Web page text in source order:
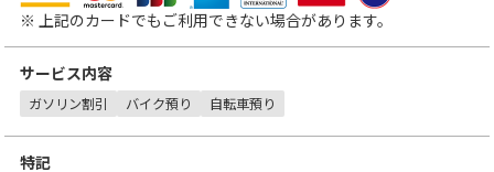
※ 上記のカードでもご利用できない場合があります。
サービス内容
ガソリン割引 バイク預り 自転車預り
特記